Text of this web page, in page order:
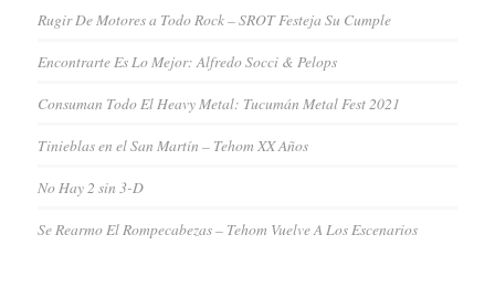
Rugir De Motores a Todo Rock – SROT Festeja Su Cumple
Encontrarte Es Lo Mejor: Alfredo Socci & Pelops
Consuman Todo El Heavy Metal: Tucumán Metal Fest 2021
Tinieblas en el San Martín – Tehom XX Años
No Hay 2 sin 3-D
Se Rearmo El Rompecabezas – Tehom Vuelve A Los Escenarios